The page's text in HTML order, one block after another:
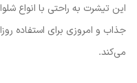
این تیشرت به راحتی با انواع
جذاب و امروزی برای استفاده
می‌کند.